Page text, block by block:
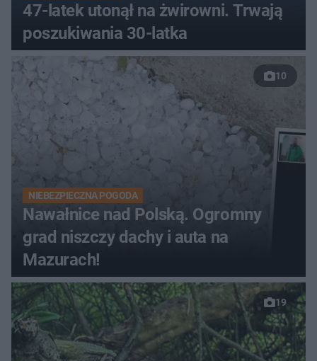
47-latek utonął na żwirowni. Trwają
poszukiwania 30-latka
10
NIEBEZPIECZNA POGODA
Nawałnice nad Polską. Ogromny
grad niszczy dachy i auta na
Mazurach!
19